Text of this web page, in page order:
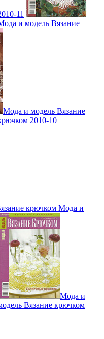
11
и модель Вязание
Мода и модель Вязание
2010-10
крючком Мода и
Мода и
Вязание крючком